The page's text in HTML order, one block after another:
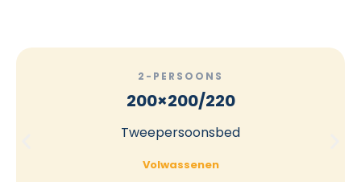
2-PERSOONS
200×200/220
Tweepersoonsbed
Volwassenen